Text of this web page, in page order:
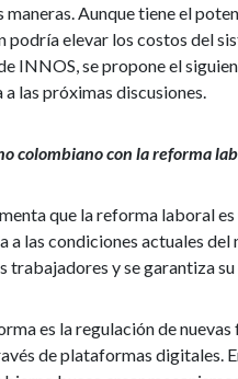
Aunque tiene el
podría elevar los costos del
INNOS, se propone el
las próximas discusiones.
colombiano con la reforma
que la reforma laboral
a las condiciones actuales
trabajadores y se garantiza
es la regulación de
de plataformas digitales.